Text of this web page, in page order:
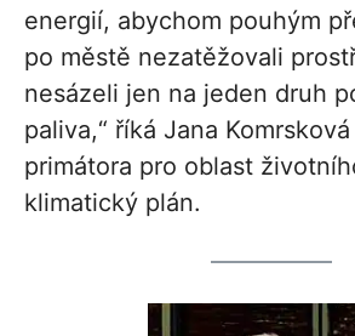
energií, abychom pouhým
po městě nezatěžovali
nesázeli jen na jeden druh
paliva,“ říká Jana
primátora pro oblast
klimatický plán.